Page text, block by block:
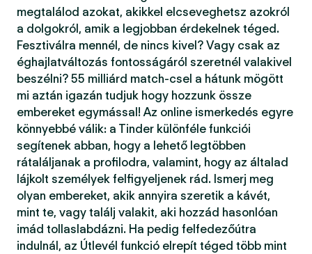
megtalálod azokat, akikkel elcseveghetsz azokról
a dolgokról, amik a legjobban érdekelnek téged.
Fesztiválra mennél, de nincs kivel? Vagy csak az
éghajlatváltozás fontosságáról szeretnél valakivel
beszélni? 55 milliárd match-csel a hátunk mögött
mi aztán igazán tudjuk hogy hozzunk össze
embereket egymással! Az online ismerkedés egyre
könnyebbé válik: a Tinder különféle funkciói
segítenek abban, hogy a lehető legtöbben
rátaláljanak a profilodra, valamint, hogy az általad
lájkolt személyek felfigyeljenek rád. Ismerj meg
olyan embereket, akik annyira szeretik a kávét,
mint te, vagy találj valakit, aki hozzád hasonlóan
imád tollaslabdázni. Ha pedig felfedezőútra
indulnál, az Útlevél funkció elrepít téged több mint